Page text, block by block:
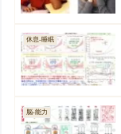
休息-睡眠
脳-能力